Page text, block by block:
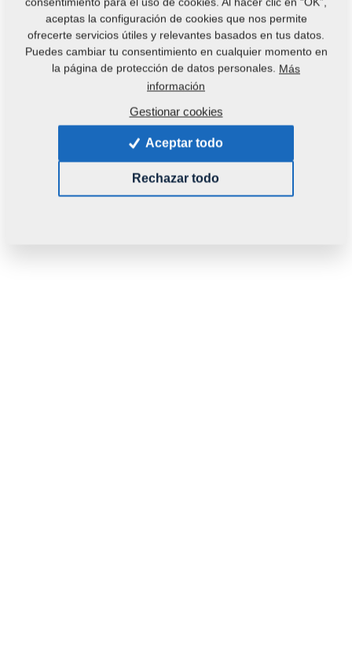
aceptas la configuración de cookies que nos permite
ofrecerte servicios útiles y relevantes basados en tus datos.
Puedes cambiar tu consentimiento en cualquier momento en
la página de protección de datos personales. Más
información
Gestionar cookies
Aceptar todo
Rechazar todo